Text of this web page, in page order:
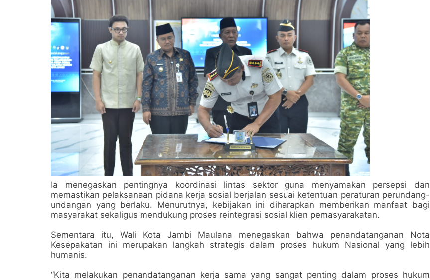
Ia menegaskan pentingnya koordinasi lintas sektor guna menyamakan persepsi dan
memastikan pelaksanaan pidana kerja sosial berjalan sesuai ketentuan peraturan perundang-
undangan yang berlaku. Menurutnya, kebijakan ini diharapkan memberikan manfaat bagi
masyarakat sekaligus mendukung proses reintegrasi sosial klien pemasyarakatan.
Sementara itu, Wali Kota Jambi Maulana menegaskan bahwa penandatanganan Nota
Kesepakatan ini merupakan langkah strategis dalam proses hukum Nasional yang lebih
humanis.
“Kita melakukan penandatanganan kerja sama yang sangat penting dalam proses hukum